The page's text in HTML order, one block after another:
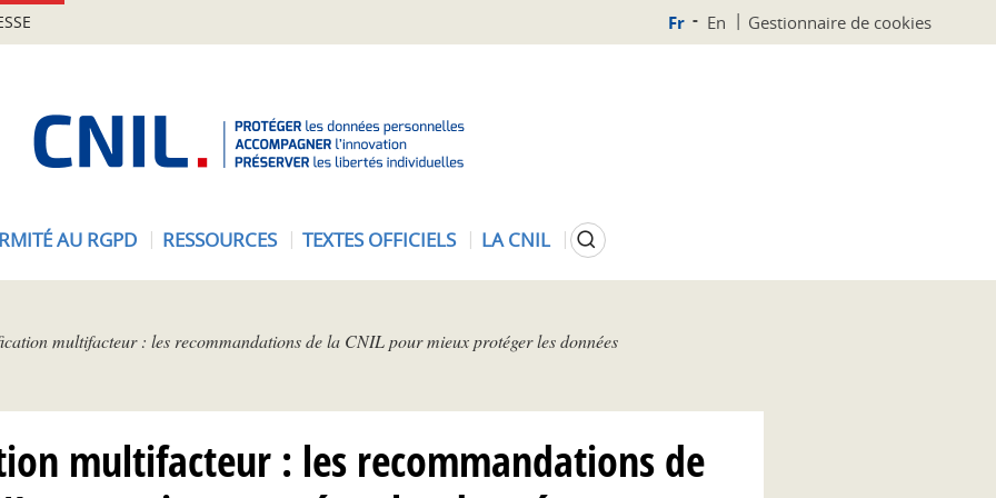
Fr En Gestionnaire de cookies
N
AU RGPD RESSOURCES TEXTES OFFICIELS LA CNIL Rechercher
multifacteur : les recommandations de la CNIL pour mieux protéger les données
multifacteur : les recommandations de